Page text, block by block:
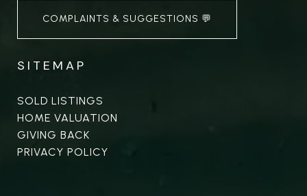
COMPLAINTS & SUGGESTIONS 💬
SITEMAP
SOLD LISTINGS
HOME VALUATION
GIVING BACK
PRIVACY POLICY